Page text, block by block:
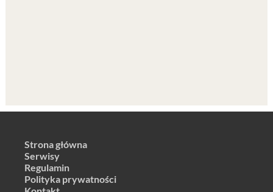
Strona główna
Serwisy
Regulamin
Polityka prywatności